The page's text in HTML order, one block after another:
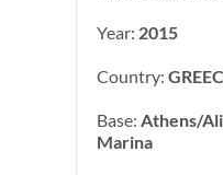
Year: 2015
Country:
Base: Athens/
Marina